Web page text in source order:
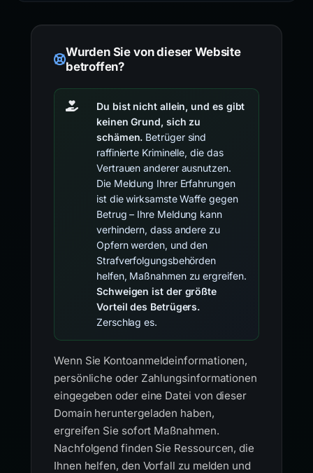
Wurden Sie von dieser Website
betroffen?
Du bist nicht allein, und es gibt
keinen Grund, sich zu
schämen. Betrüger sind
raffinierte Kriminelle, die das
Vertrauen anderer ausnutzen.
Die Meldung Ihrer Erfahrungen
ist die wirksamste Waffe gegen
Betrug – Ihre Meldung kann
verhindern, dass andere zu
Opfern werden, und den
Strafverfolgungsbehörden
helfen, Maßnahmen zu ergreifen.
Schweigen ist der größte
Vorteil des Betrügers.
Zerschlag es.
Wenn Sie Kontoanmeldeinformationen,
persönliche oder Zahlungsinformationen
eingegeben oder eine Datei von dieser
Domain heruntergeladen haben,
ergreifen Sie sofort Maßnahmen.
Nachfolgend finden Sie Ressourcen, die
Ihnen helfen, den Vorfall zu melden und